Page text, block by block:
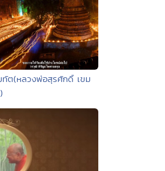
ทัต(หลวงพ่อสุรศักดิ์ เขม